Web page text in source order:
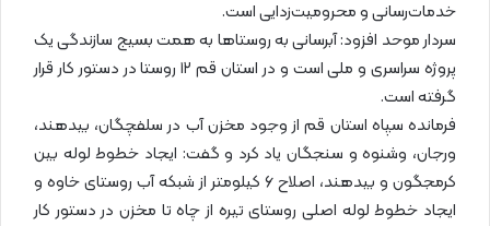
خدمات‌رسانی و محرومیت‌زدایی است.
سردار موحد افزود: آبرسانی به روستاها به همت بسیج سازندگی یک
پروژه سراسری و ملی است و در استان قم ۱۲ روستا در دستور کار قرار
گرفته است.
فرمانده سپاه استان قم از وجود مخزن آب در سلفچگان، بیدهند،
ورجان، وشنوه و سنجگان یاد کرد و گفت: ایجاد خطوط لوله بین
کرمجگون و بیدهند، اصلاح ۶ کیلومتر از شبکه آب روستای خاوه و
ایجاد خطوط لوله اصلی روستای تیره از چاه تا مخزن در دستور کار